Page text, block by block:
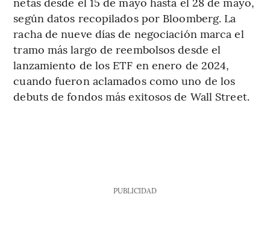
según datos recopilados por Bloomberg. La
racha de nueve días de negociación marca el
tramo más largo de reembolsos desde el
lanzamiento de los ETF en enero de 2024,
cuando fueron aclamados como uno de los
debuts de fondos más exitosos de Wall Street.
PUBLICIDAD